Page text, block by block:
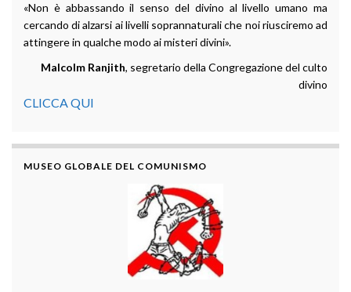
«Non è abbassando il senso del divino al livello umano ma
cercando di alzarsi ai livelli soprannaturali che noi riusciremo ad
attingere in qualche modo ai misteri divini».
Malcolm Ranjith, segretario della Congregazione del culto
divino
CLICCA QUI
MUSEO GLOBALE DEL COMUNISMO